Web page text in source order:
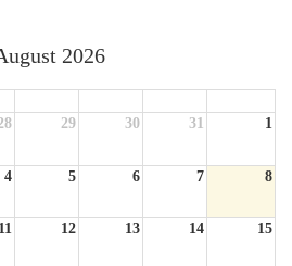
2026
29 30 31 1
4 5 6 7 8
11 12 13 14 15